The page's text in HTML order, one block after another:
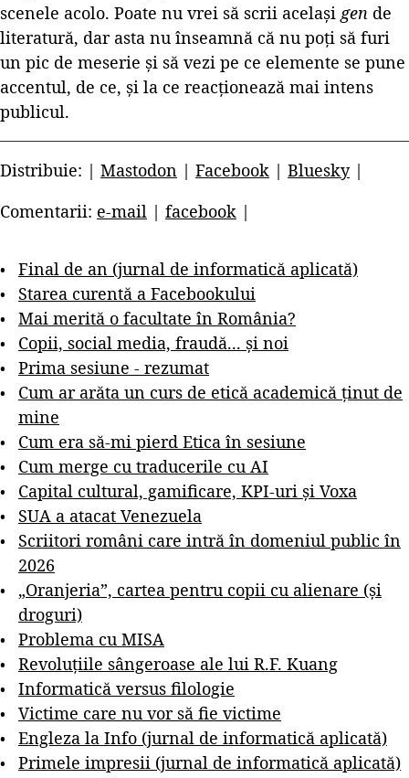
scenele acolo. Poate nu vrei să scrii același gen de
literatură, dar asta nu înseamnă că nu poți să furi
un pic de meserie și să vezi pe ce elemente se pune
accentul, de ce, și la ce reacționează mai intens
publicul.
Distribuie: | Mastodon | Facebook | Bluesky|
Comentarii: e-mail | facebook |
Final de an (jurnal de informatică aplicată)
Starea curentă a Facebookului
Mai merită o facultate în România?
Copii, social media, fraudă... și noi
Prima sesiune - rezumat
Cum ar arăta un curs de etică academică ținut de
mine
Cum era să-mi pierd Etica în sesiune
Cum merge cu traducerile cu AI
Capital cultural, gamificare, KPI-uri și Voxa
SUA a atacat Venezuela
Scriitori români care intră în domeniul public în
2026
„Oranjeria”, cartea pentru copii cu alienare (și
droguri)
Problema cu MISA
Revoluțiile sângeroase ale lui R.F. Kuang
Informatică versus filologie
Victime care nu vor să fie victime
Engleza la Info (jurnal de informatică aplicată)
Primele impresii (jurnal de informatică aplicată)